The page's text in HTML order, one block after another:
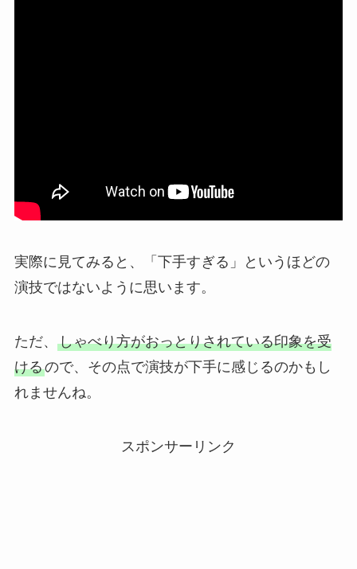
実際に見てみると、「下手すぎる」というほどの
演技ではないように思います。
ただ、 しゃべり方がおっとりされている印象を受
けるので、その点で演技が下手に感じるのかもし
れませんね。
スポンサーリンク